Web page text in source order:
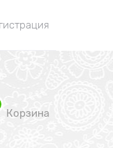
Корзина